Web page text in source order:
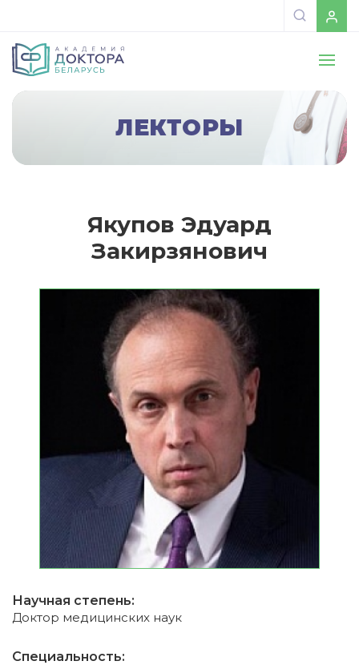
ЛЕКТОРЫ
Якупов Эдуард
Закирзянович
Научная степень:
Доктор медицинских наук
Специальность: